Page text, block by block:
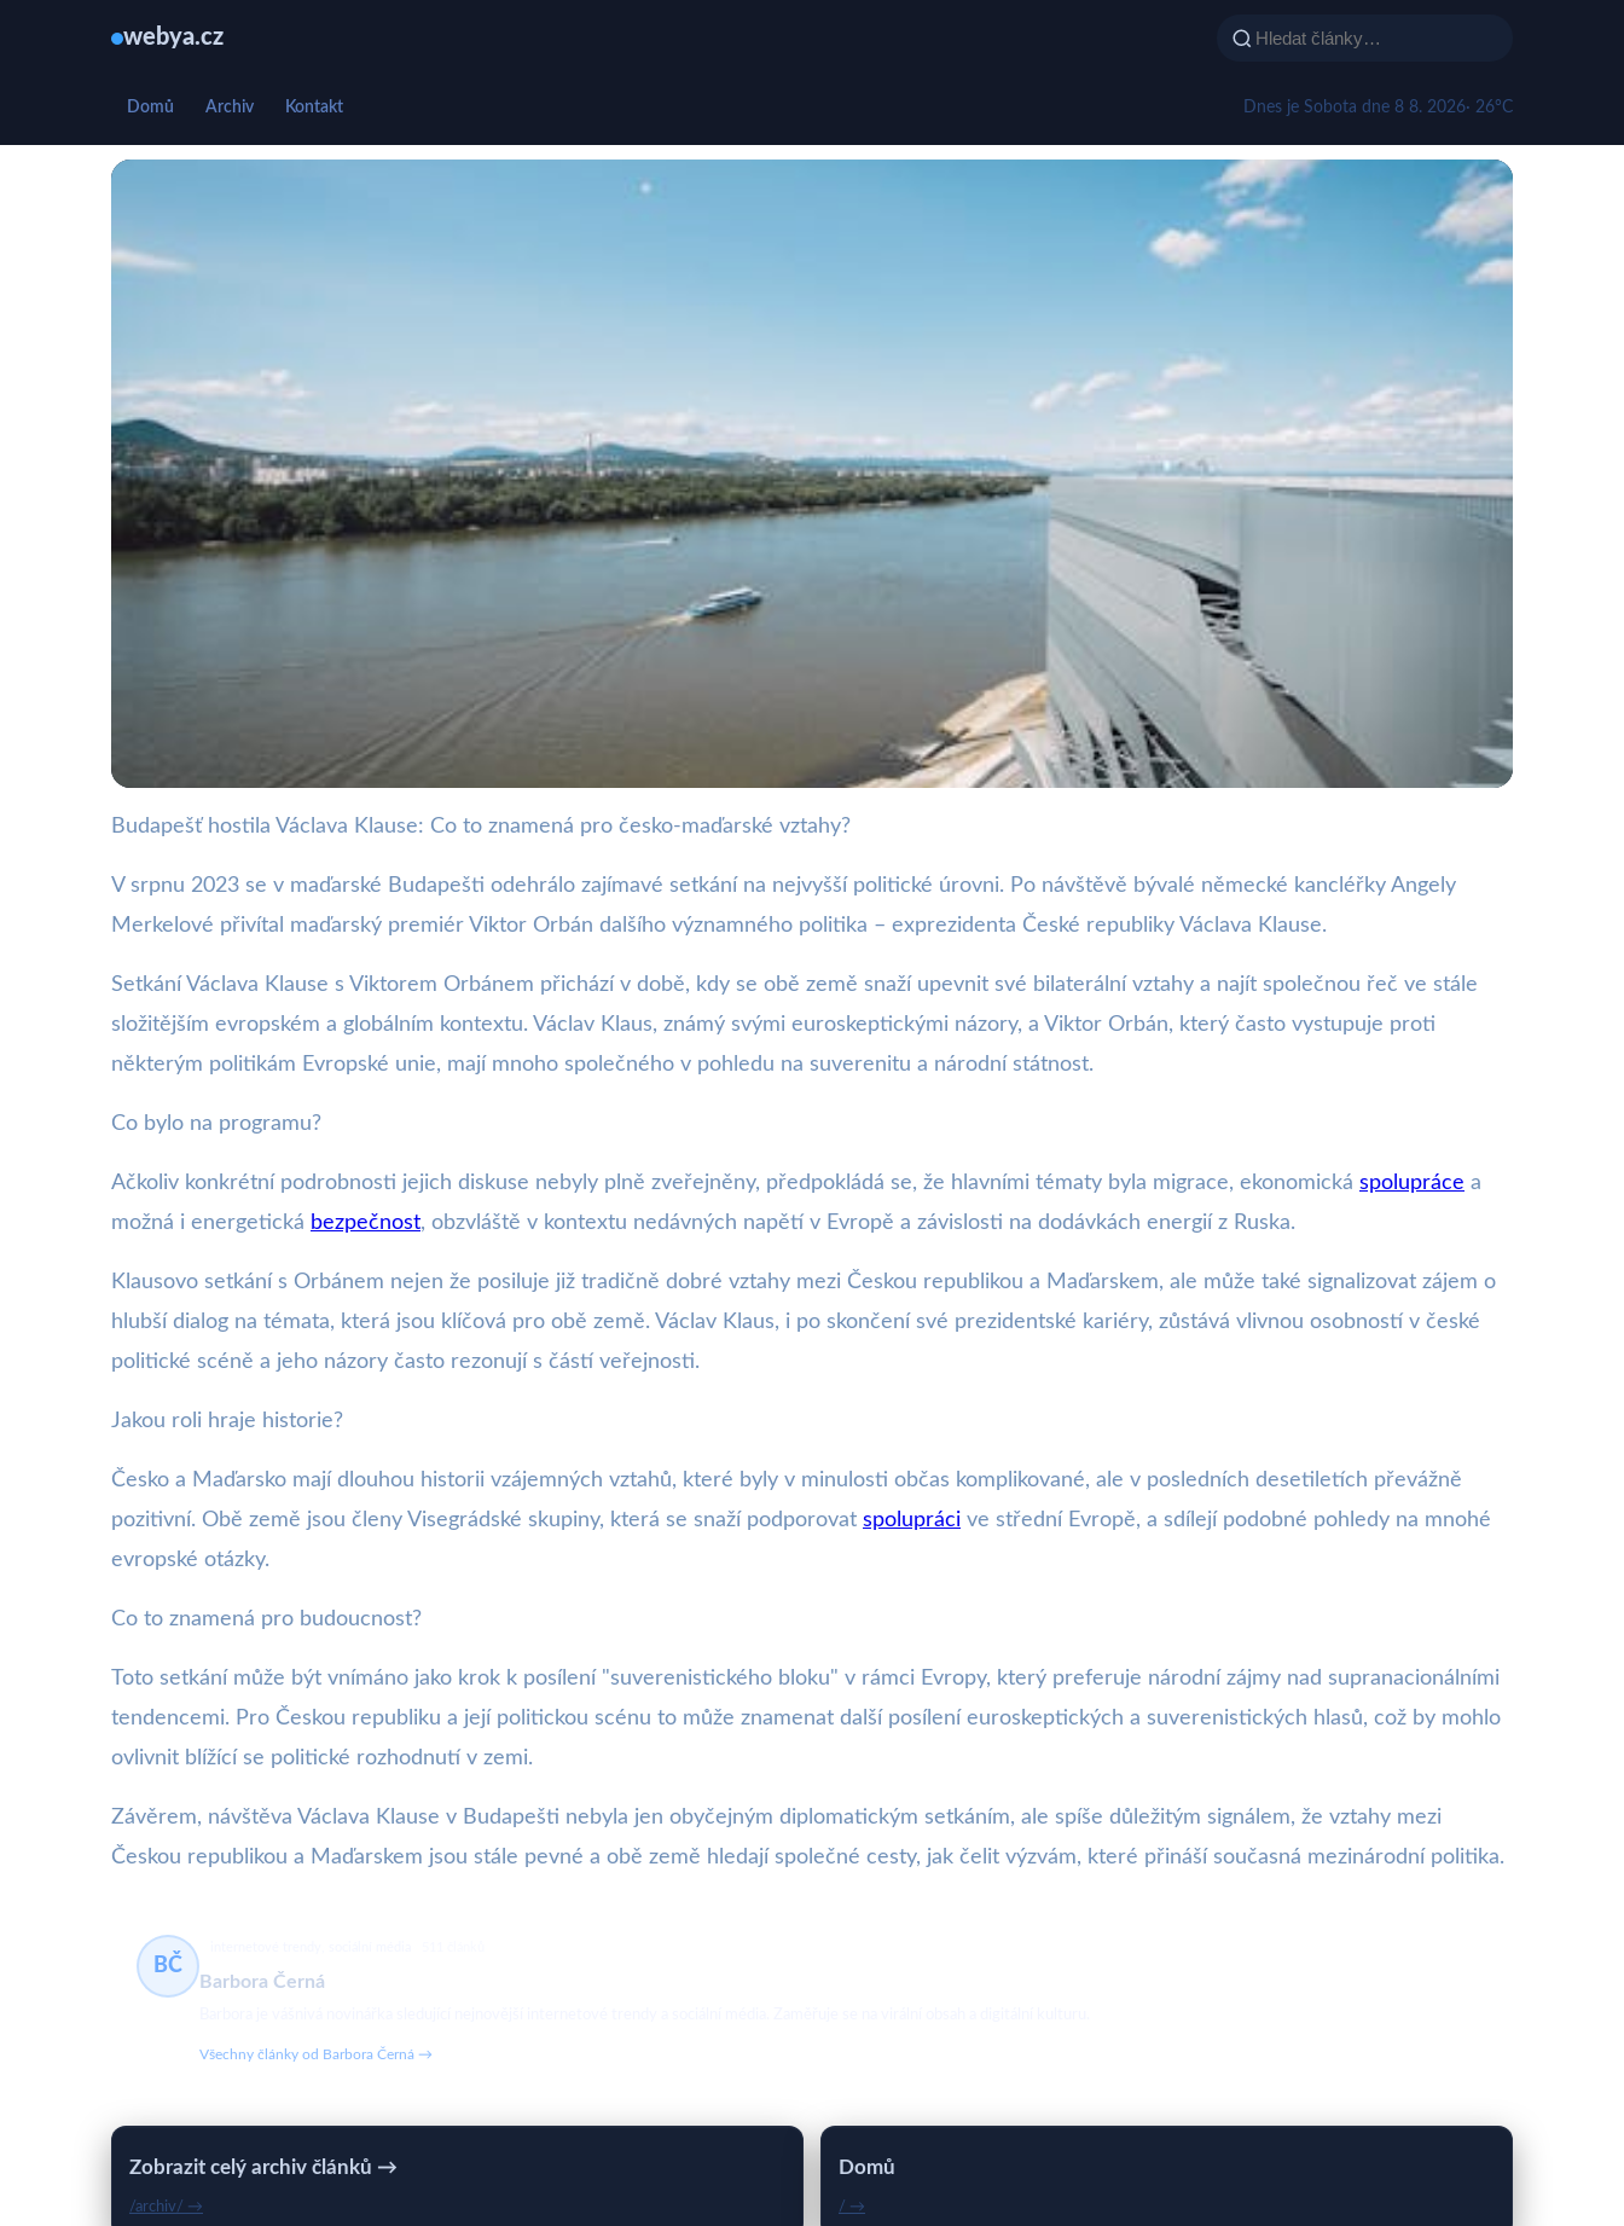
webya.cz
Domů Archiv Kontakt Dnes je Sobota dne 8 8. 2026· 26°C
webya.cz
Klaus v Budapešti: Posiluje Česko-Maďarské Vztahy a Suverenitu?
Budapešť hostila Václava Klause: Co to znamená pro česko-maďarské vztahy?
V srpnu 2023 se v maďarské Budapešti odehrálo zajímavé setkání na nejvyšší politické úrovni. Po návštěvě bývalé německé kancléřky Angely
Merkelové přivítal maďarský premiér Viktor Orbán dalšího významného politika – exprezidenta České republiky Václava Klause.
Setkání Václava Klause s Viktorem Orbánem přichází v době, kdy se obě země snaží upevnit své bilaterální vztahy a najít společnou řeč ve stále
složitějším evropském a globálním kontextu. Václav Klaus, známý svými euroskeptickými názory, a Viktor Orbán, který často vystupuje proti
některým politikám Evropské unie, mají mnoho společného v pohledu na suverenitu a národní státnost.
Co bylo na programu?
Ačkoliv konkrétní podrobnosti jejich diskuse nebyly plně zveřejněny, předpokládá se, že hlavními tématy byla migrace, ekonomická spolupráce a
možná i energetická bezpečnost, obzvláště v kontextu nedávných napětí v Evropě a závislosti na dodávkách energií z Ruska.
Klausovo setkání s Orbánem nejen že posiluje již tradičně dobré vztahy mezi Českou republikou a Maďarskem, ale může také signalizovat zájem o
hlubší dialog na témata, která jsou klíčová pro obě země. Václav Klaus, i po skončení své prezidentské kariéry, zůstává vlivnou osobností v české
politické scéně a jeho názory často rezonují s částí veřejnosti.
Jakou roli hraje historie?
Česko a Maďarsko mají dlouhou historii vzájemných vztahů, které byly v minulosti občas komplikované, ale v posledních desetiletích převážně
pozitivní. Obě země jsou členy Visegrádské skupiny, která se snaží podporovat spolupráci ve střední Evropě, a sdílejí podobné pohledy na mnohé
evropské otázky.
Co to znamená pro budoucnost?
Toto setkání může být vnímáno jako krok k posílení "suverenistického bloku" v rámci Evropy, který preferuje národní zájmy nad supranacionálními
tendencemi. Pro Českou republiku a její politickou scénu to může znamenat další posílení euroskeptických a suverenistických hlasů, což by mohlo
ovlivnit blížící se politické rozhodnutí v zemi.
Závěrem, návštěva Václava Klause v Budapešti nebyla jen obyčejným diplomatickým setkáním, ale spíše důležitým signálem, že vztahy mezi
Českou republikou a Maďarskem jsou stále pevné a obě země hledají společné cesty, jak čelit výzvám, které přináší současná mezinárodní politika.
BČ
Barbora Černá
Všechny články od Barbora Černá →
Zobrazit celý archiv článků →
/archiv/ →
Domů
/ →